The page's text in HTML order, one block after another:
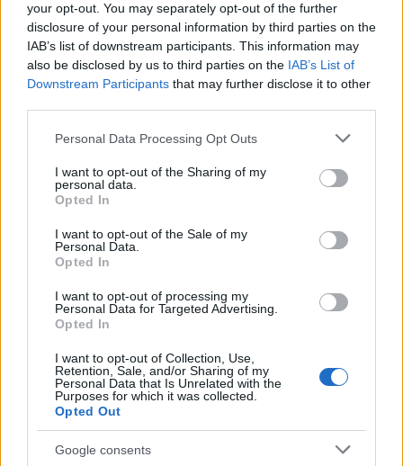
your opt-out. You may separately opt-out of the further
disclosure of your personal information by third parties on the
IAB’s list of downstream participants. This information may
also be disclosed by us to third parties on the IAB’s List of
Downstream Participants that may further disclose it to other
Please note that this website/app uses one or more Google
not limited to your visit or usage behaviour. You may click to
grant or deny consent to Google and its third-party tags to
use your data for below specified purposes in below Google
consent section.
Personal Data Processing Opt Outs
I want to opt-out of the Sharing of my
personal data.
Opted In
I want to opt-out of the Sale of my
Personal Data.
Opted In
I want to opt-out of processing my
Personal Data for Targeted Advertising.
Opted In
I want to opt-out of Collection, Use,
Retention, Sale, and/or Sharing of my
Personal Data that Is Unrelated with the
Purposes for which it was collected.
Opted Out
Google consents
Η αξιολόγησή σας
Αποθήκευσε το όνομά μου, email, και τον ιστότοπο μου σε
αυτόν τον πλοηγό για την επόμενη φορά που θα σχολιάσω.